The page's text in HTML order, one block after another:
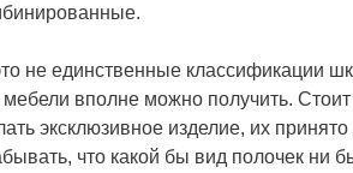
не единственные классификации
вполне можно получить.
эксклюзивное изделие, их
что какой бы вид полочек ни